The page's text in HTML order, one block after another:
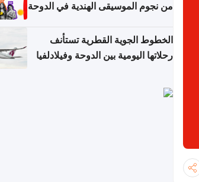
من نجوم الموسيقى الهندية في الدوحة
الخطوط الجوية القطرية تستأنف
رحلاتها اليومية بين الدوحة وفيلادلفيا